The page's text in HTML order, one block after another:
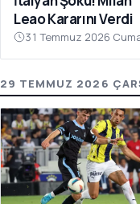
Leao Kararını Verdi
31 Temmuz 2026
29 TEMMUZ 2026